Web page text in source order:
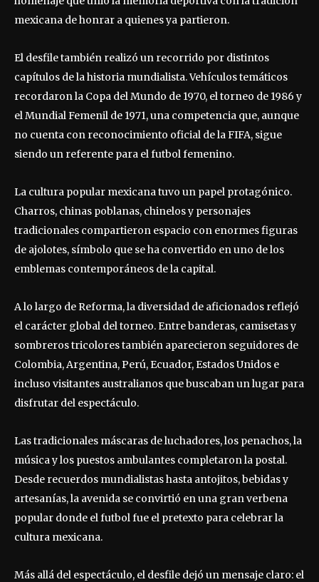
mexicana de honrar a quienes ya partieron.
El desfile también realizó un recorrido por distintos
capítulos de la historia mundialista. Vehículos temáticos
recordaron la Copa del Mundo de 1970, el torneo de 1986 y
el Mundial Femenil de 1971, una competencia que, aunque
no cuenta con reconocimiento oficial de la FIFA, sigue
siendo un referente para el futbol femenino.
La cultura popular mexicana tuvo un papel protagónico.
Charros, chinas poblanas, chinelos y personajes
tradicionales compartieron espacio con enormes figuras
de ajolotes, símbolo que se ha convertido en uno de los
emblemas contemporáneos de la capital.
A lo largo de Reforma, la diversidad de aficionados reflejó
el carácter global del torneo. Entre banderas, camisetas y
sombreros tricolores también aparecieron seguidores de
Colombia, Argentina, Perú, Ecuador, Estados Unidos e
incluso visitantes australianos que buscaban un lugar para
disfrutar del espectáculo.
Las tradicionales máscaras de luchadores, los penachos, la
música y los puestos ambulantes completaron la postal.
Desde recuerdos mundialistas hasta antojitos, bebidas y
artesanías, la avenida se convirtió en una gran verbena
popular donde el futbol fue el pretexto para celebrar la
cultura mexicana.
Más allá del espectáculo, el desfile dejó un mensaje claro: el